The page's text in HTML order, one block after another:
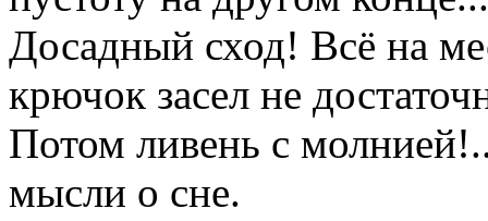
Досадный сход! Всё на
крючок засел не
Потом ливень с
мысли о сне.